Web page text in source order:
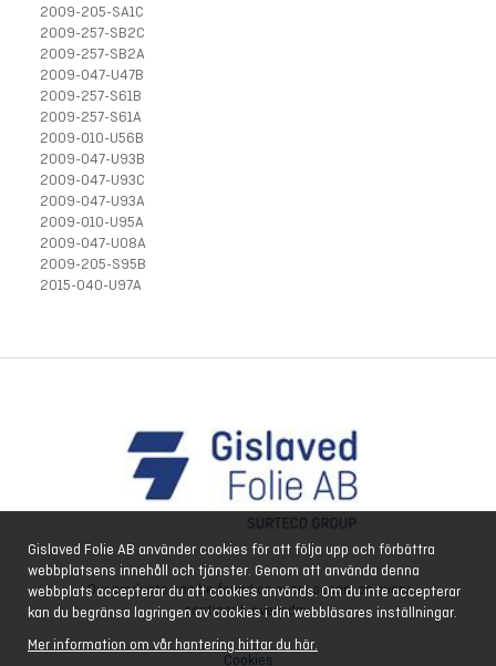
Gislaved Folie AB använder cookies för att följa upp och förbättra
webbplatsens innehåll och tjänster. Genom att använda denna
webbplats accepterar du att cookies används. Om du inte accepterar
kan du begränsa lagringen av cookies i din webbläsares inställningar.
Mer information om vår hantering hittar du här.
2009-205-SA1C
2009-257-SB2C
2009-257-SB2A
2009-047-U47B
2009-257-S61B
2009-257-S61A
2009-010-U56B
2009-047-U93B
2009-047-U93C
2009-047-U93A
2009-010-U95A
2009-047-U08A
2009-205-S95B
2015-040-U97A
Our products can be found on every ocean, on every
continent, every day.
Cookies